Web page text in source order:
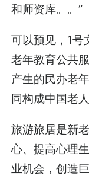
和师资库。。”
可以预见，1号
老年教育公共
产生的民办老
同构成中国老
旅游旅居是新
心、提高心理
业机会，创造